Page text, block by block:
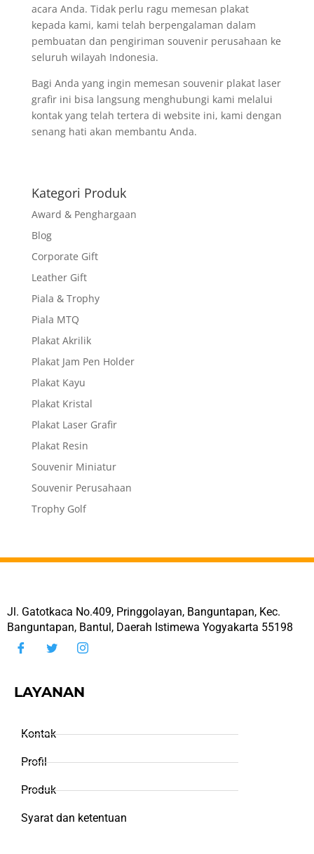
acara Anda. Tidak perlu ragu memesan plakat
kepada kami, kami telah berpengalaman dalam
pembuatan dan pengiriman souvenir perusahaan ke
seluruh wilayah Indonesia.
Bagi Anda yang ingin memesan souvenir plakat laser
grafir ini bisa langsung menghubungi kami melalui
kontak yang telah tertera di website ini, kami dengan
senang hati akan membantu Anda.
Kategori Produk
Award & Penghargaan
Blog
Corporate Gift
Leather Gift
Piala & Trophy
Piala MTQ
Plakat Akrilik
Plakat Jam Pen Holder
Plakat Kayu
Plakat Kristal
Plakat Laser Grafir
Plakat Resin
Souvenir Miniatur
Souvenir Perusahaan
Trophy Golf
Jl. Gatotkaca No.409, Pringgolayan, Banguntapan, Kec.
Banguntapan, Bantul, Daerah Istimewa Yogyakarta 55198
LAYANAN
Kontak
Profil
Produk
Syarat dan ketentuan